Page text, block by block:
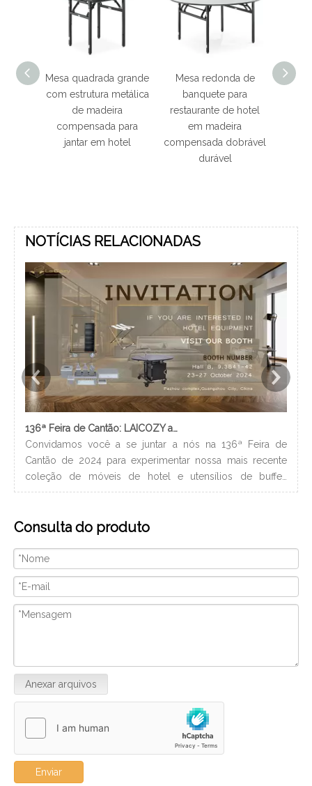
Mesa quadrada grande
com estrutura metálica
de madeira
compensada para
jantar em hotel
Mesa redonda de
banquete para
restaurante de hotel
em madeira
compensada dobrável
durável
NOTÍCIAS RELACIONADAS
136ª Feira de Cantão: LAICOZY apresenta o futuro dos móveis para hotéis e utensílios de buffet
Convidamos você a se juntar a nós na 136ª Feira de
Cantão de 2024 para experimentar nossa mais recente
coleção de móveis de hotel e utensílios de buffet.
Estamos ansiosos para nos conectar com profissionais da
nossa paixão por artesanato de qualidade e design
Consulta do produto
Anexar arquivos
Enviar